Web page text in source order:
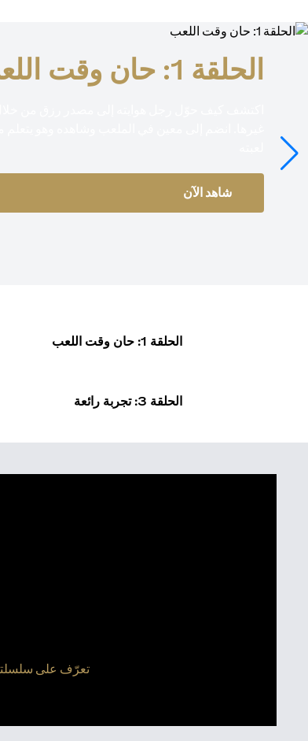
الحلقة 1: حان وقت اللعب
شاهد الآن
الحلقة 1: حان وقت اللعب
الحلقة 3: تجربة رائعة
تعرّف على سلسلتنا الوثائقية الرقمية